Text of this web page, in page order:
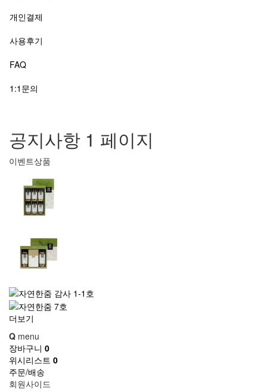
개인결제
사용후기
FAQ
1:1문의
공지사항 1 페이지
이벤트상품
더보기
Q menu
장바구니 0
위시리스트 0
주문/배송
회원사이드